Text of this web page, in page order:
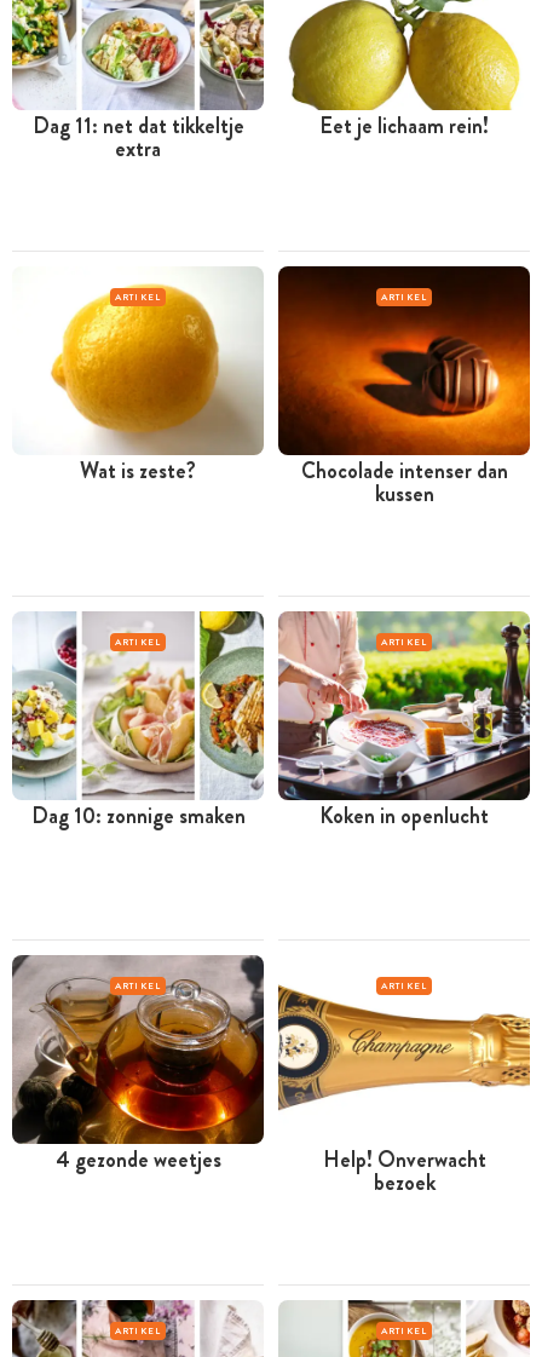
Dag 11: net dat tikkeltje
extra
Eet je lichaam rein!
ARTIKEL
Wat is zeste?
ARTIKEL
Chocolade intenser dan
kussen
ARTIKEL
Dag 10: zonnige smaken
ARTIKEL
Koken in openlucht
ARTIKEL
4 gezonde weetjes
ARTIKEL
Help! Onverwacht
bezoek
ARTIKEL ARTIKEL